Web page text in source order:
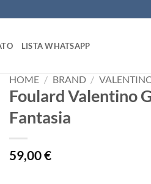
LISTA WHATSAPP
HOME / BRAND /
Foulard Valentino
Fantasia
59,00€